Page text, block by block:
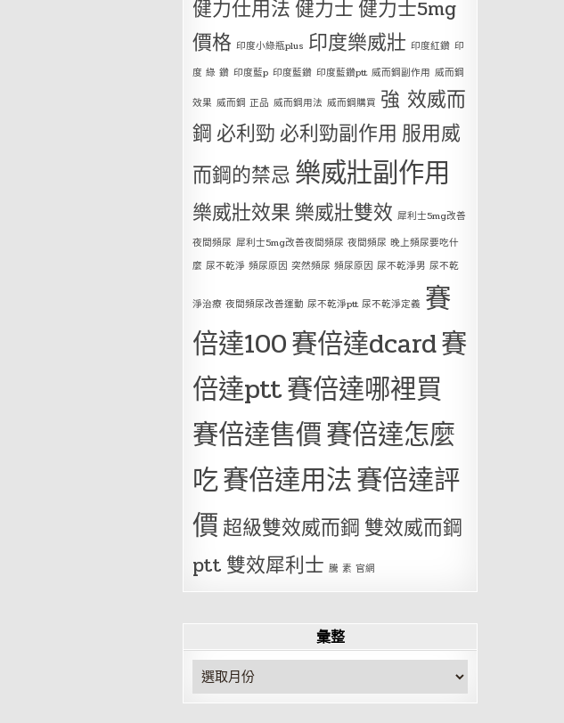
健力仕用法健力士健力士5mg
價格 印度小綠瓶plus 印度樂威壯 印度紅鑽 印
度 綠 鑽 印度藍p 印度藍鑽 印度藍鑽ptt 威而鋼副作用 威而鋼
效果 威而鋼 正品 威而鋼用法 威而鋼購買 強 效威而
鋼 必利勁 必利勁副作用 服用威
而鋼的禁忌 樂威壯副作用
樂威壯效果 樂威壯雙效 犀利士5mg改善
夜間頻尿 犀利士5mg改善夜間頻尿 夜間頻尿 晚上頻尿要吃什
麼 尿不乾淨 頻尿原因 突然頻尿 頻尿原因 尿不乾淨男 尿不乾
淨治療 夜間頻尿改善運動 尿不乾淨ptt 尿不乾淨定義 賽
倍達100賽倍達dcard賽
倍達ptt賽倍達哪裡買
賽倍達售價賽倍達怎麼
吃賽倍達用法賽倍達評
價超級雙效威而鋼 雙效威而鋼
ptt 雙效犀利士 騰 素 官網
彙整
彙
整